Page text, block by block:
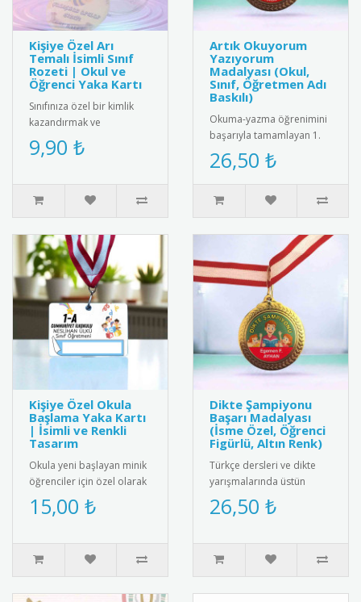
Kişiye Özel Arı
Temalı İsimli Sınıf
Rozeti | Okul ve
Öğrenci Yaka Kartı
Sınıfınıza özel bir kimlik
kazandırmak ve
öğrencilerinizi motive
etmek için harika bir yol!
9,90 ₺
Artık Okuyorum
Yazıyorum
Madalyası (Okul,
Sınıf, Öğretmen Adı
Baskılı)
Okuma-yazma öğrenimini
başarıyla tamamlayan 1.
sınıf öğrencilerini tebrik
etmek için tasarlanmış
öze..
26,50 ₺
Kişiye Özel Okula
Başlama Yaka Kartı
| İsimli ve Renkli
Tasarım
Okula yeni başlayan minik
öğrenciler için özel olarak
hazırlanan isimli yaka
kartları ile okula başl..
15,00 ₺
Dikte Şampiyonu
Başarı Madalyası
(İsme Özel, Öğrenci
Figürlü, Altın Renk)
Türkçe dersleri ve dikte
yarışmalarında üstün
başarı gösteren
öğrencilere özel,
26,50 ₺